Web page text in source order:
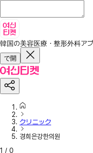
韓国の美容医療・整形外科ア
で開
クリニック
경희은강한의원
1 / 0